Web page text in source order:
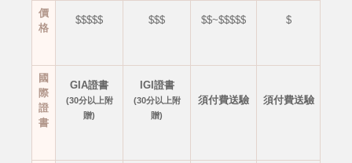
價
格
$$$$$ $$$ $$~$$$$$ $
國
際
證
書
GIA證書
(30分以上附
贈)
IGI證書
(30分以上附
贈)
須付費送驗 須付費送驗